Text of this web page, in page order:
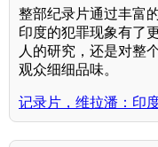
整部纪录片通过丰富
印度的犯罪现象有了
人的研究，还是对整
观众细细品味。
记录片，维拉潘：印